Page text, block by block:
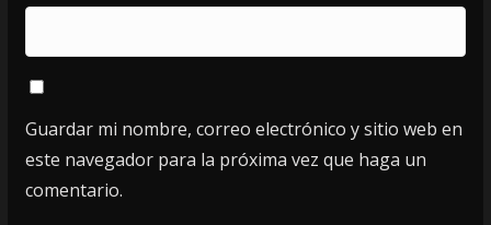
Guardar mi nombre, correo electrónico y sitio web en
este navegador para la próxima vez que haga un
comentario.